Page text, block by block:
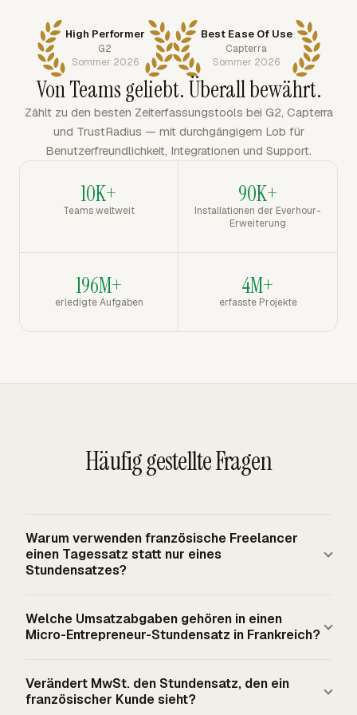
High Performer
G2
Sommer 2026
Best Ease Of Use
Capterra
Sommer 2026
Von Teams geliebt. Überall bewährt.
Zählt zu den besten Zeiterfassungstools bei G2, Capterra
und TrustRadius — mit durchgängigem Lob für
Benutzerfreundlichkeit, Integrationen und Support.
10K+
Teams weltweit
90K+
Installationen der Everhour-
Erweiterung
196M+
erledigte Aufgaben
4M+
erfasste Projekte
Häufig gestellte Fragen
Warum verwenden französische Freelancer
einen Tagessatz statt nur eines
Stundensatzes?
üblicherweise den taux journalier moyen oder TJM, weil
viele Beratungs- und Technikverträge Arbeit pro Tag
Retainer, Support-Arbeit und Projektrentabilität wichtig.
Rechnen Sie den TJM um, indem Sie den Tagessatz
Welche Umsatzabgaben gehören in einen
Micro-Entrepreneur-Stundensatz in Frankreich?
2026 zahlen Micro-Entrepreneurs 21,2 % für BIC-
Verändert MwSt. den Stundensatz, den ein
französischer Kunde sieht?